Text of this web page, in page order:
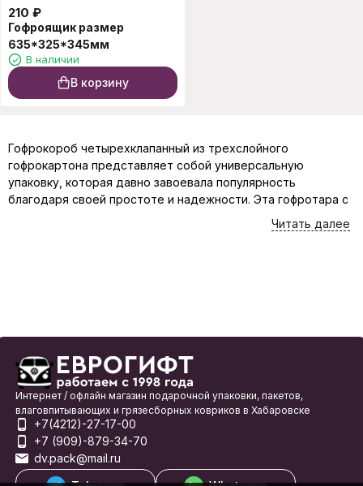
210 ₽
Гофроящик размер
635*325*345мм
В наличии
В корзину
Гофрокороб четырехклапанный из трехслойного
гофрокартона представляет собой универсальную
упаковку, которая давно завоевала популярность
благодаря своей простоте и надежности. Эта гофротара с
четырьмя клапанами на верхней и нижней сторонах,
которые легко складываются и фиксируются скотчем или
его удобным для складского хранения.
Ключевые преимущества
гофроящика
Популярность четырехклапанного короба обусловлена
рядом неоспоримых преимуществ:
Гофроящик - один из самых дешевых видов
Читать далее
Интернет / офлайн магазин подарочной упаковки, пакетов,
влаговпитывающих и грязесборных ковриков в Хабаровске
+7(4212)-27-17-00
+7 (909)-879-34-70
dv.pack@mail.ru